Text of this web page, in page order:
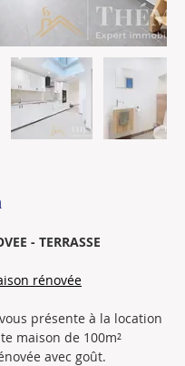
- TERRASSE
rénovée
présente à la location
maison de 100m²
avec goût.